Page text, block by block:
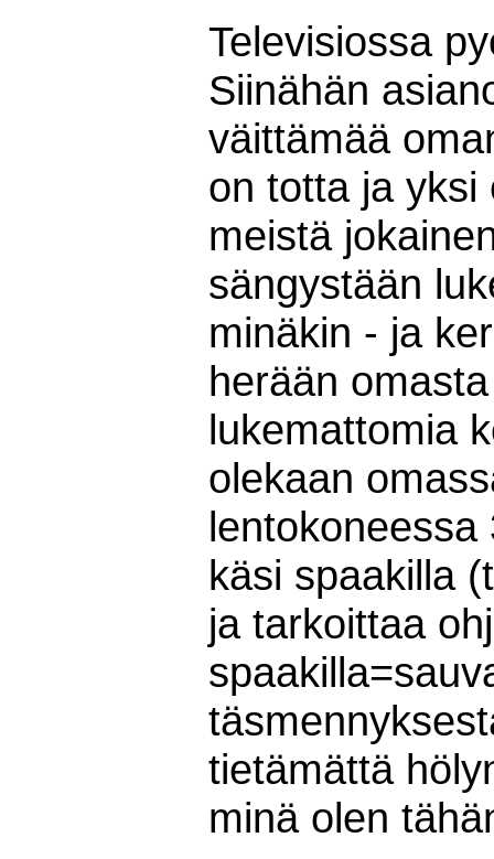
Televisiossa
Siinähän
väittämää
on totta ja yksi
meistä
sängystään
minäkin - ja
herään
lukemattomia
olekaan
käsi spaakilla
ja tarkoittaa
tietämättä
minä olen